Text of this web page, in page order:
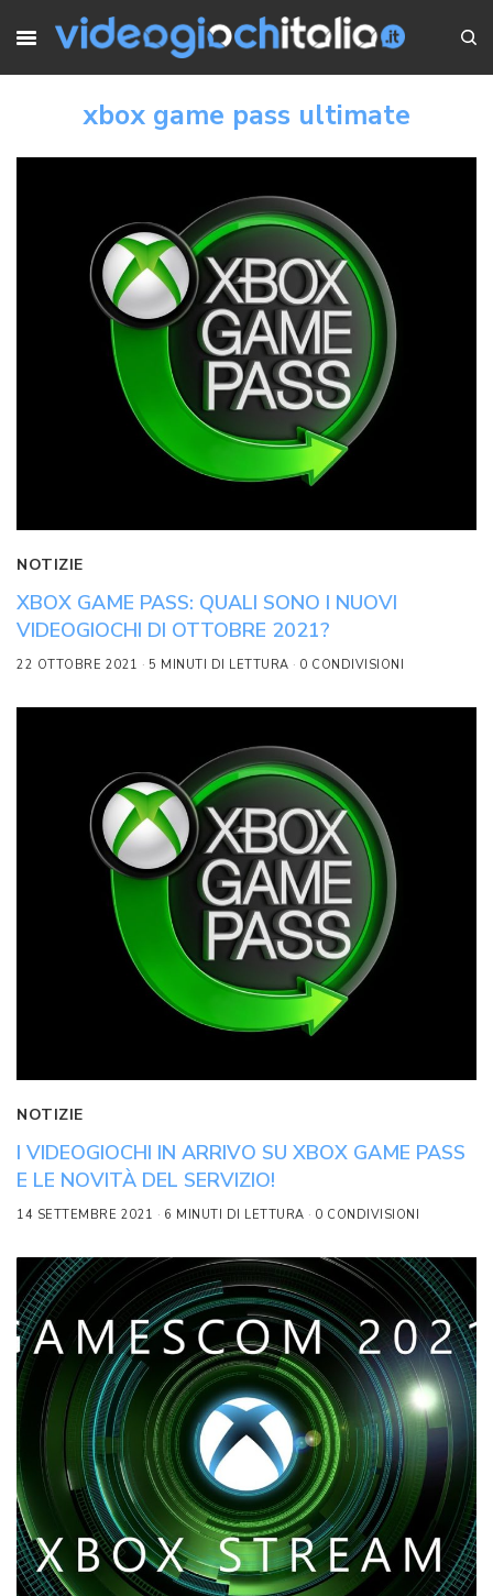
xbox game pass ultimate
NOTIZIE
XBOX GAME PASS: QUALI SONO I NUOVI
VIDEOGIOCHI DI OTTOBRE 2021?
22 OTTOBRE 2021 5 MINUTI DI LETTURA 0 CONDIVISIONI
NOTIZIE
I VIDEOGIOCHI IN ARRIVO SU XBOX GAME PASS
E LE NOVITÀ DEL SERVIZIO!
14 SETTEMBRE 2021 6 MINUTI DI LETTURA 0 CONDIVISIONI